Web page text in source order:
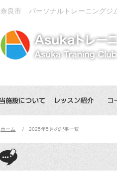
奈良市 パーソナルトレーニングジ
ホーム 2025年5月の記事一覧